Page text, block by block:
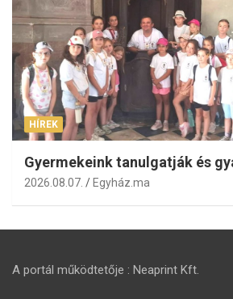
HÍREK
Gyermekeink tanulgatják és
2026.08.07. Egyház.ma
A portál működtetője : Neaprint Kft.